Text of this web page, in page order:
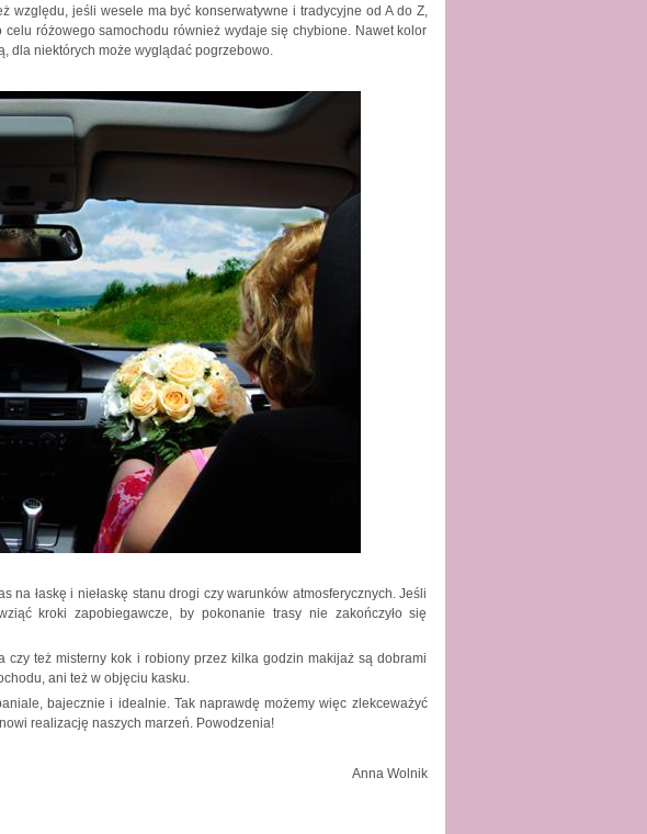
względu, jeśli wesele ma być konserwatywne i tradycyjne od A do Z,
celu różowego samochodu również wydaje się chybione. Nawet kolor
dla niektórych może wyglądać pogrzebowo.
łaskę i niełaskę stanu drogi czy warunków atmosferycznych. Jeśli
kroki zapobiegawcze, by pokonanie trasy nie zakończyło się
też misterny kok i robiony przez kilka godzin makijaż są dobrami
ani też w objęciu kasku.
bajecznie i idealnie. Tak naprawdę możemy więc zlekceważyć
realizację naszych marzeń. Powodzenia!
Anna Wolnik